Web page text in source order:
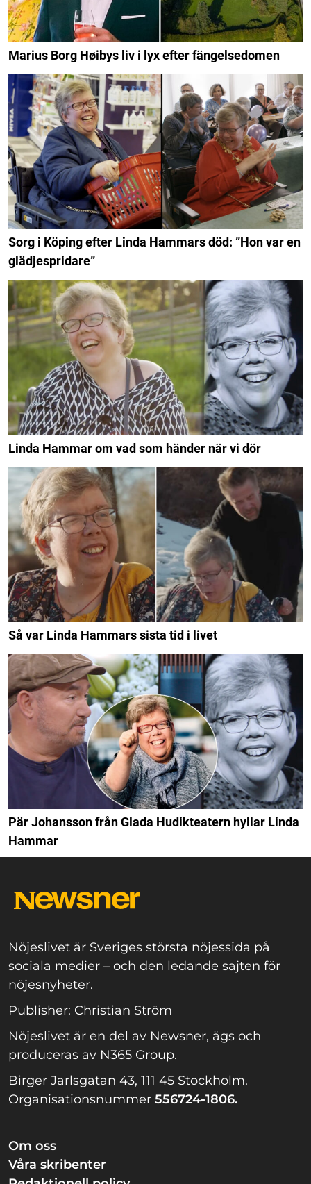
Marius Borg Høibys liv i lyx efter fängelsedomen
Sorg i Köping efter Linda Hammars död: ”Hon var en
glädjespridare”
Linda Hammar om vad som händer när vi dör
Så var Linda Hammars sista tid i livet
Pär Johansson från Glada Hudikteatern hyllar Linda
Hammar
Nöjeslivet är Sveriges största nöjessida på
sociala medier – och den ledande sajten för
nöjesnyheter.
Publisher: Christian Ström
Nöjeslivet är en del av Newsner, ägs och
produceras av N365 Group.
Birger Jarlsgatan 43, 111 45 Stockholm.
Organisationsnummer 556724-1806.
Om oss
Våra skribenter